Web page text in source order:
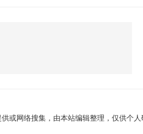
或网络搜集，由本站编辑整理，仅供个